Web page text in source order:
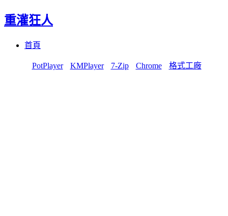
重灌狂人
首頁
PotPlayer KMPlayer 7-Zip Chrome 格式工廠